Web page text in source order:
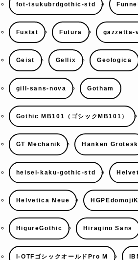
fot-tsukubrdgothic-std
Fustat Futura gazzetta-
Geist Gellix Geologica
gill-sans-nova Gotham
Gothic MB101（ゴシックMB101）
GT Mechanik Hanken Grotesk
heisei-kaku-gothic-std
Helvetica Neue
HigureGothic Hiragino Sans
I-OTFゴシックオールドPro M